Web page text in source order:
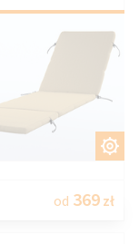
od 369 zł